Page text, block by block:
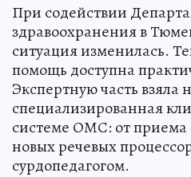
При содействии
здравоохранения в
ситуация изменилась.
помощь доступна
Экспертную часть взяла
специализированная
системе ОМС: от приема
новых речевых
сурдопедагогом.